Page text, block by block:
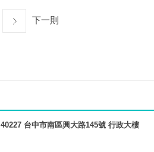
下一則
40227 台中市南區興大路145號 行政大樓